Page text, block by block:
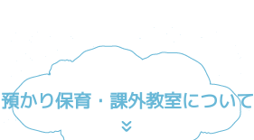
預かり保育・課外教室について